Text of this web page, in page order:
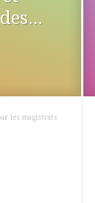
les magistrats